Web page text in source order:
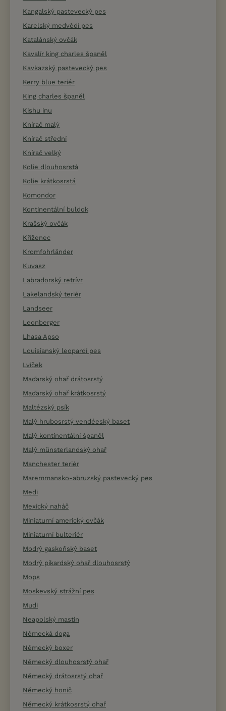
Kangalský pastevecký pes
Karelský medvědí pes
Katalánský ovčák
Kavalír king charles španěl
Kavkazský pastevecký pes
Kerry blue teriér
King charles španěl
Kishu inu
Knírač malý
Knírač střední
Knírač velký
Kolie dlouhosrstá
Kolie krátkosrstá
Komondor
Kontinentální buldok
Krašský ovčák
Kříženec
Kromfohrländer
Kuvasz
Labradorský retrívr
Lakelandský teriér
Landseer
Leonberger
Lhasa Apso
Louisianský leopardí pes
Lvíček
Maďarský ohař drátosrstý
Maďarský ohař krátkosrstý
Maltézský psík
Malý hrubosrstý vendéeský baset
Malý kontinentální španěl
Malý münsterlandský ohař
Manchester teriér
Maremmansko-abruzský pastevecký pes
Medi
Mexický naháč
Miniaturní americký ovčák
Miniaturní bulteriér
Modrý gaskoňský baset
Modrý pikardský ohař dlouhosrstý
Mops
Moskevský strážní pes
Mudi
Neapolský mastin
Německá doga
Německý boxer
Německý dlouhosrstý ohař
Německý drátosrstý ohař
Německý honič
Německý krátkosrstý ohař